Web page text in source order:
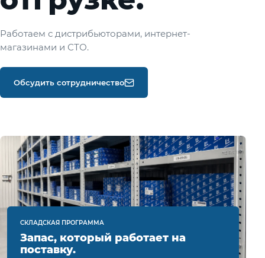
Работаем с дистрибьюторами, интернет-
магазинами и СТО.
Обсудить сотрудничество
СКЛАДСКАЯ ПРОГРАММА
Запас, который работает на
поставку.